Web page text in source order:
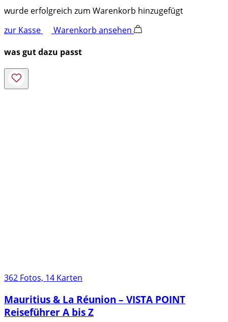
wurde erfolgreich zum Warenkorb hinzugefügt
zur Kasse
Warenkorb ansehen
was gut dazu passt
362 Fotos, 14 Karten
Mauritius & La Réunion – VISTA POINT
Reiseführer A bis Z